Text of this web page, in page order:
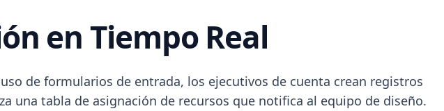
en Tiempo Real
de formularios de entrada, los ejecutivos de cuenta crean registros
una tabla de asignación de recursos que notifica al equipo de diseño.